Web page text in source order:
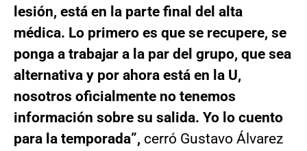
lesión, está en la parte final del alta
médica. Lo primero es que se recupere, se
ponga a trabajar a la par del grupo, que sea
alternativa y por ahora está en la U,
nosotros oficialmente no tenemos
información sobre su salida. Yo lo cuento
para la temporada”, cerró Gustavo Álvarez